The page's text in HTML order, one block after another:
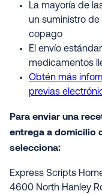
La mayoría de
un suministro de
copago
El envío
medicamentos
Obtén más
previas
Para enviar una
entrega a domicilio
selecciona:
Express Scripts
4600 North Hanley